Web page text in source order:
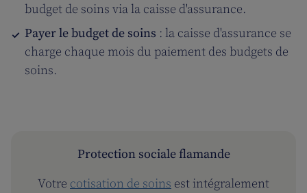
budget de soins via la caisse d'assurance.
Payer le budget de soins : la caisse d'assurance se
charge chaque mois du paiement des budgets de
soins.
Protection sociale flamande
Votre cotisation de soins est intégralement